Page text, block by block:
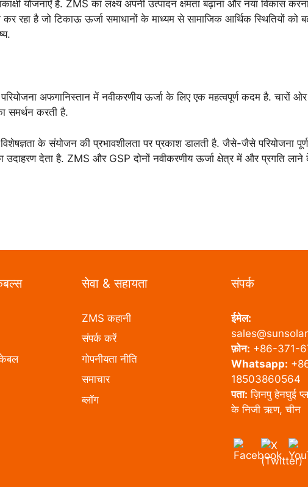
योजनाएँ हैं. ZMS का लक्ष्य अपनी उत्पादन क्षमता बढ़ाना और नया विकास करना
रहा है जो टिकाऊ ऊर्जा समाधानों के माध्यम से सामाजिक आर्थिक स्थितियों
अफगानिस्तान में नवीकरणीय ऊर्जा के लिए एक महत्वपूर्ण कदम है. चारों
समर्थन करती है.
के संयोजन की प्रभावशीलता पर प्रकाश डालती है. जैसे-जैसे परियोजना
देता है. ZMS और GSP दोनों नवीकरणीय ऊर्जा क्षेत्र में और प्रगति लाने के
सेवा & सहायता
ZMS कहानी
संपर्क करें
गोपनीयता नीति
समाचार
ब्लॉग
संपर्क
ईमेल:
फ़ोन: +86-371-
Whatsapp:
18503860564
पता: ज़िनपु हेनघुई
के निजी ऋण, चीन